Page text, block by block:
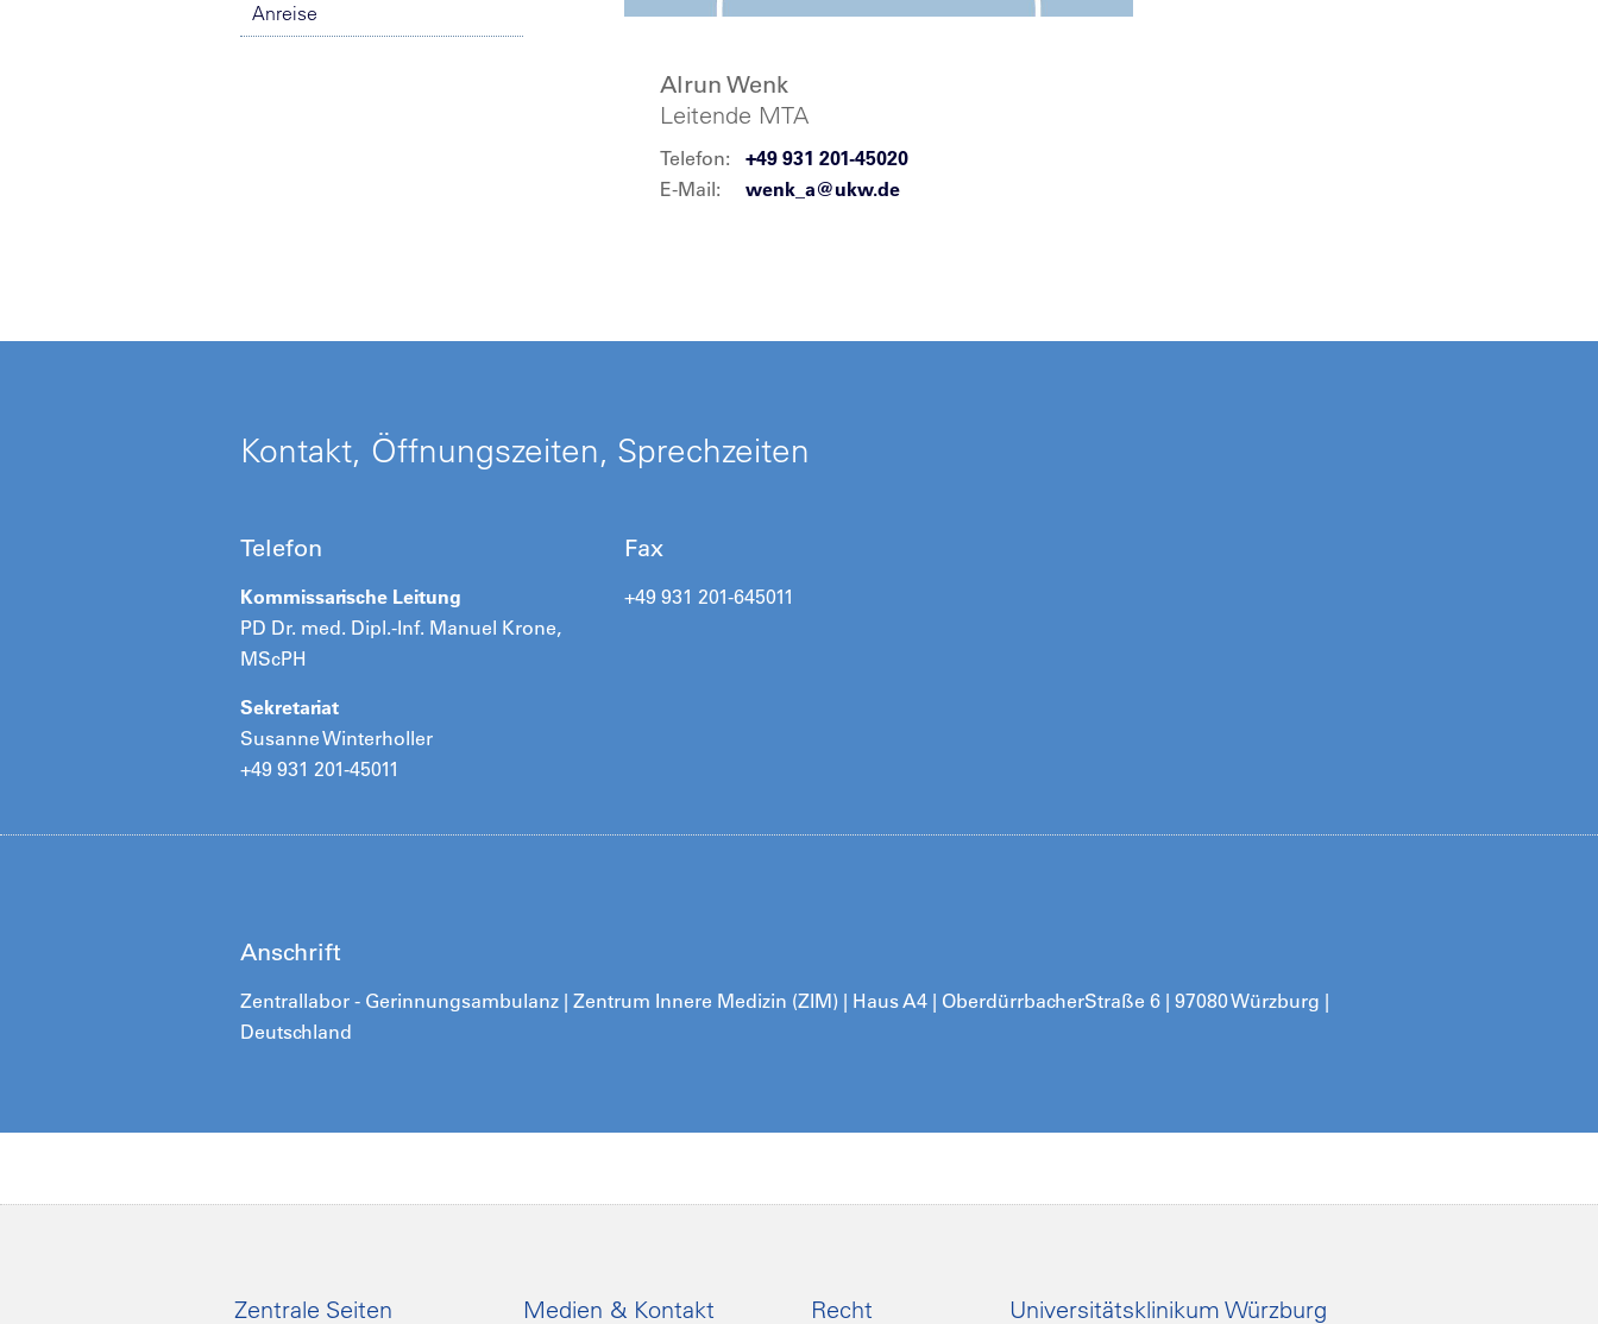
Anreise
Alrun Wenk
Leitende MTA
Telefon:
+49 931 201-45020
E-Mail:
wenk_a@ukw.de
Kontakt, Öffnungszeiten, Sprechzeiten
Telefon
Kommissarische Leitung
PD Dr. med. Dipl.-Inf. Manuel Krone,
MScPH
Sekretariat
Susanne Winterholler
+49 931 201-45011
Fax
+49 931 201-645011
Anschrift
Zentrallabor - Gerinnungsambulanz | Zentrum Innere Medizin (ZIM) | Haus A4 | OberdürrbacherStraße 6 | 97080 Würzburg |
Deutschland
Zentrale Seiten Medien & Kontakt Recht Universitätsklinikum Würzburg